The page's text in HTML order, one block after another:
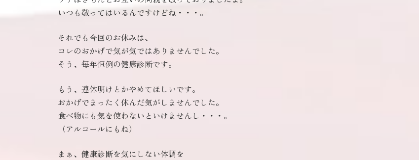
いつも敬ってはいるんですけどね・・・。
それでも今回のお休みは、
コレのおかげで気が気ではありませんでした。
そう、毎年恒例の健康診断です。
もう、連休明けとかやめてほしいです。
おかげでまったく休んだ気がしませんでした。
食べ物にも気を使わないといけませんし・・・。
（アルコールにもね）
まぁ、健康診断を気にしない体調を